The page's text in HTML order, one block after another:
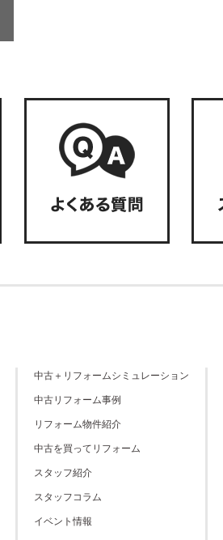
中古＋リフォームシミュレーション
中古リフォーム事例
リフォーム物件紹介
中古を買ってリフォーム
スタッフ紹介
スタッフコラム
イベント情報